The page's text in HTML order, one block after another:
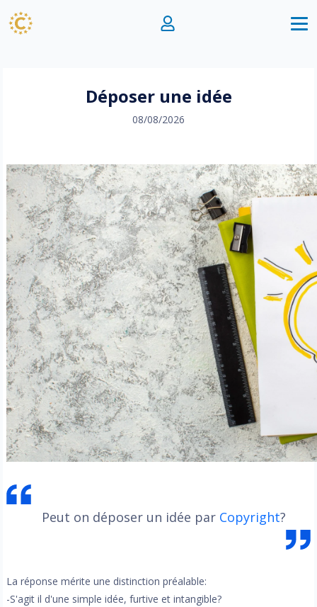
Déposer une idée
08/08/2026
Peut on déposer un idée par Copyright?
La réponse mérite une distinction préalable:
-S'agit il d'une simple idée, furtive et intangible?